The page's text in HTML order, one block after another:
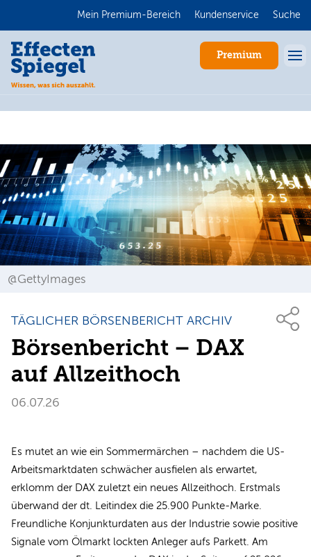
Mein Premium-Bereich Kundenservice Suche
Premium
@GettyImages
TÄGLICHER BÖRSENBERICHT ARCHIV
Börsenbericht – DAX
auf Allzeithoch
06.07.26
Es mutet an wie ein Sommermärchen – nachdem die US-
Arbeitsmarktdaten schwächer ausfielen als erwartet,
erklomm der DAX zuletzt ein neues Allzeithoch. Erstmals
überwand der dt. Leitindex die 25.900 Punkte-Marke.
Freundliche Konjunkturdaten aus der Industrie sowie positive
Signale vom Ölmarkt lockten Anleger aufs Parkett. Am
Anmelden